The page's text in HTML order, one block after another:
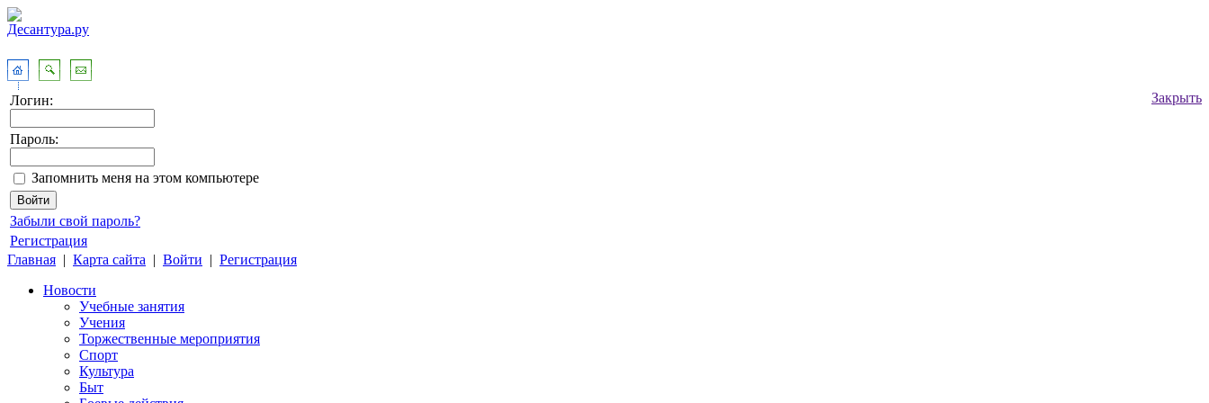
Закрыть
Логин:
Пароль:
Запомнить меня на этом компьютере
Забыли свой пароль?
Регистрация
Главная | Карта сайта | Войти | Регистрация
Новости
Учебные занятия
Учения
Торжественные мероприятия
Спорт
Культура
Быт